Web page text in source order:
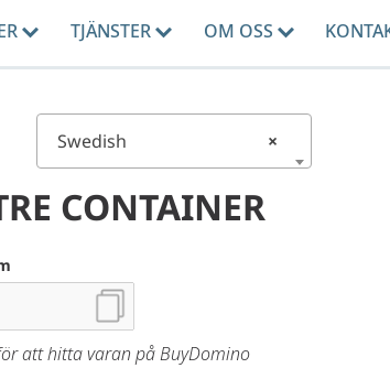
TJÄNSTER OM OSS
×
Swedish
CONTAINER
att hitta varan på BuyDomino